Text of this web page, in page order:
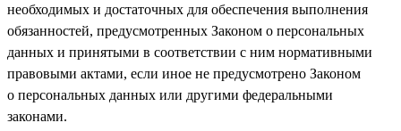
необходимых и достаточных для обеспечения выполнения
обязанностей, предусмотренных Законом о персональных
данных и принятыми в соответствии с ним нормативными
правовыми актами, если иное не предусмотрено Законом
о персональных данных или другими федеральными
законами.